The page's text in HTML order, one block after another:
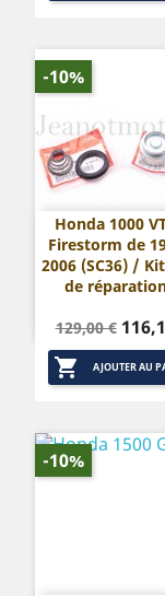
Honda 1000
Firestorm de
2006 (SC36) /
de
Prix
de
base
129,00 € Prix
 AJOUTER AU
-10%
-10%